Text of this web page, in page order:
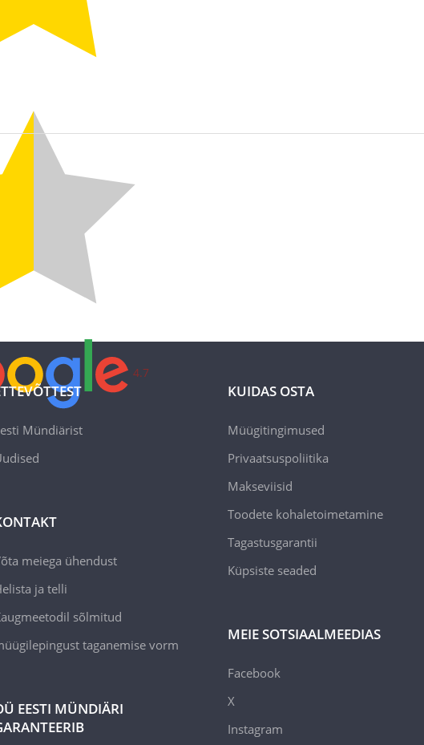
4.7
Mündiärist
meiega ühendust
ja telli
sõlmitud
taganemise vorm
EESTI MÜNDIÄRI
KUIDAS OSTA
Müügitingimused
Privaatsuspoliitika
Makseviisid
Toodete kohaletoimetamine
Tagastusgarantii
Küpsiste seaded
MEIE SOTSIAALMEEDIAS
Facebook
X
Instagram